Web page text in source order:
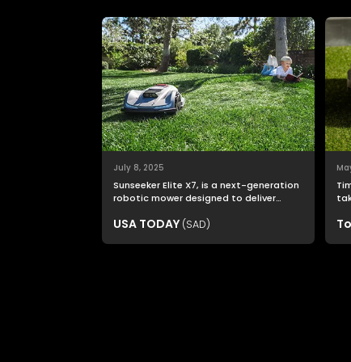
July 8, 2025
Sunseeker Elite X7, is a next-generation
robotic mower designed to deliver
USA TODAY (SAD)